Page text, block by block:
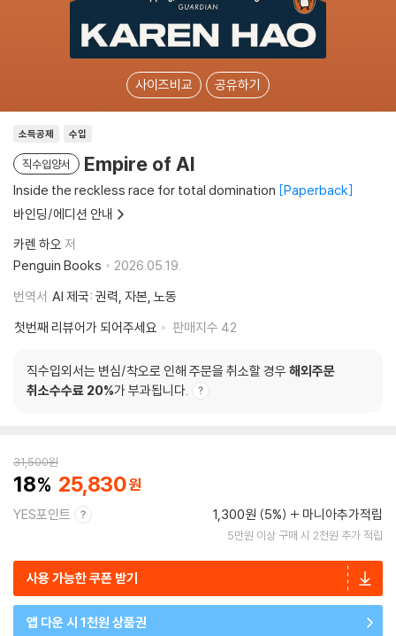
사이즈비교 공유하기
소득공제 수입
직수입양서 Empire of AI
Inside the reckless race for total domination Paperback
바인딩/에디션 안내
카렌 하오 저
Penguin Books
2026.05.19.
번역서 AI 제국: 권력, 자본, 노동
첫번째 리뷰어가 되어주세요
판매지수 42
직수입외서는 변심/착오로 인해 주문을 취소할 경우 해외주문
취소수수료 20%가 부과됩니다.
31,500원
18 25,830
YES포인트 1,300원 (5%) 마니아추가적립
5만원 이상 구매 시 2천원 추가 적립
사용 가능한 쿠폰 받기
앱 다운 시 1천원 상품권